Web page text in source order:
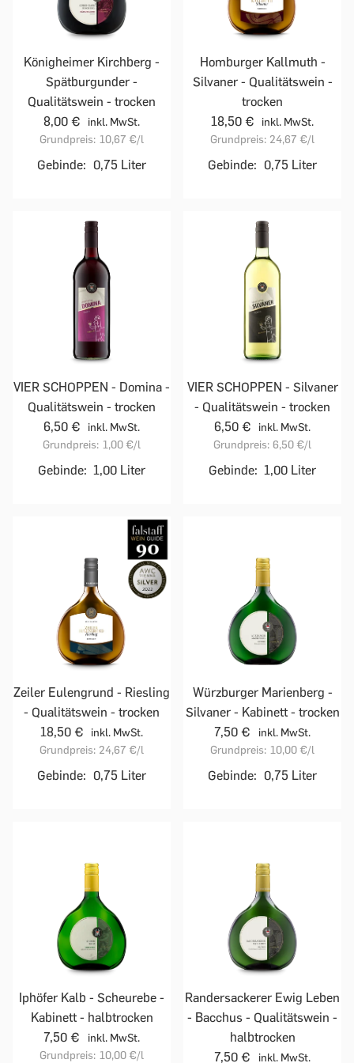
Königheimer Kirchberg -
Spätburgunder -
Qualitätswein - trocken
8,00 €
inkl. MwSt.
Grundpreis: 10,67 €/l
Gebinde: 0,75 Liter
Homburger Kallmuth -
Silvaner - Qualitätswein -
trocken
18,50 €
inkl. MwSt.
Grundpreis: 24,67 €/l
Gebinde: 0,75 Liter
VIER SCHOPPEN - Domina -
Qualitätswein - trocken
6,50 €
inkl. MwSt.
Grundpreis: 1,00 €/l
Gebinde: 1,00 Liter
VIER SCHOPPEN - Silvaner
- Qualitätswein - trocken
6,50 €
inkl. MwSt.
Grundpreis: 6,50 €/l
Gebinde: 1,00 Liter
Zeiler Eulengrund - Riesling
- Qualitätswein - trocken
18,50 €
inkl. MwSt.
Grundpreis: 24,67 €/l
Gebinde: 0,75 Liter
Würzburger Marienberg -
Silvaner - Kabinett - trocken
7,50 €
inkl. MwSt.
Grundpreis: 10,00 €/l
Gebinde: 0,75 Liter
Iphöfer Kalb - Scheurebe -
Kabinett - halbtrocken
7,50 €
inkl. MwSt.
Grundpreis: 10,00 €/l
Randersackerer Ewig Leben
- Bacchus - Qualitätswein -
halbtrocken
7,50 €
inkl. MwSt.